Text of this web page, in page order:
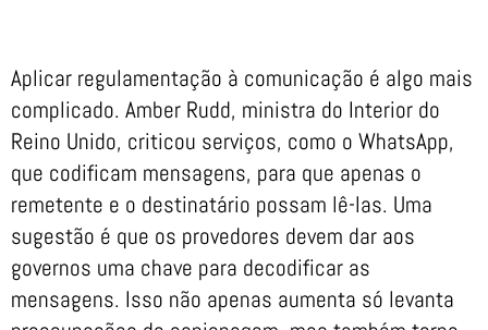
Aplicar regulamentação à comunicação é algo mais
complicado. Amber Rudd, ministra do Interior do
Reino Unido, criticou serviços, como o WhatsApp,
que codificam mensagens, para que apenas o
remetente e o destinatário possam lê-las. Uma
sugestão é que os provedores devem dar aos
governos uma chave para decodificar as
mensagens. Isso não apenas aumenta só levanta